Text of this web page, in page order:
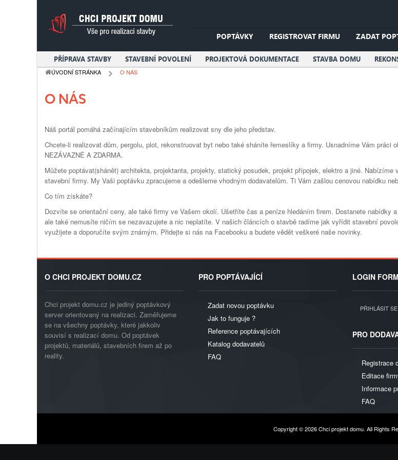
POPTÁVKY REGISTROVAT FIRMU ZADAT
PŘÍPRAVA STAVBY STAVEBNÍ POVOLENÍ PROJEKTOVÁ DOKUMENTACE STAVBA DOMU
ÚVODNÍ STRÁNKA O NÁS
O NÁS
Náš portál pomáhá začínajícím stavebníkům realizovat sny dle jeho představ.
Chcete-li realizovat dům, pergolu, plot, rekonstruovat byt nebo také sháníte řemeslíky a firmy. Usnadníme Vám
NEZÁVAZNĚ A ZDARMA.
Můžete poptávat(shánět) architekta, projektanta, projekty, statický posudek, projekt přípojek, elektro a jiné.
stavební firmy. My Vaši poptávku zpracujeme a odešleme vhodným dodavatelům. Ti Vám zašlou cenovou nabídku
Co tím získáte?
Dozvíte se orientační ceny, ale také firmy ve Vašem okolí. Ušetříte čas a peníze hledáním firem. Dostanete nabídky
ale také nemusíte ničím se nezavazujete a nic neplatíte. V našich článcích o stavbě radíme jak vyřídit stavební
využijete a doporučíte svým známým. Přidejte si nás na Facebooku a budete vědět veškeré naše novinky.
O CHCI PROJEKT DOMU.CZ
Chci projekt domu.cz je jediný poptávkový
server orientovaný na realizaci. Zaměřujeme
se na všechny poptávky, které jakkoliv
souvisí s realizací domu. Od poptávek
projektů, materiálů, stavebních firem až po
reality.
PRO POPTÁVAJÍCÍ
Zadat novou poptávku
Jak to funguje ?
Reference poptávajících
Katalog dodavatelů
FAQ
LOGIN FORM
PŘIHLÁSIT SE
PRO
Registrace
Editace
Informace
FAQ
Copyright © 2026 Chci projekt domu. All Rights